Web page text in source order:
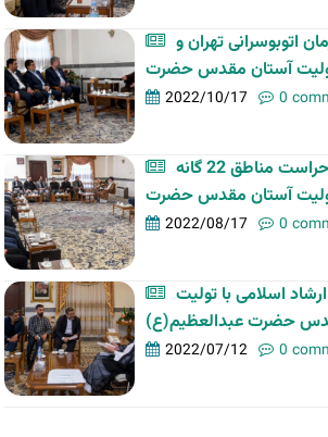
اتوبوسرانی تهران و
2022/10/17 0
دیدار مدیران حراست مناطق 22 گانه
2022/08/17 0
اسلامی با تولیت
حضرت عبدالعظیم(ع)
2022/07/12 0